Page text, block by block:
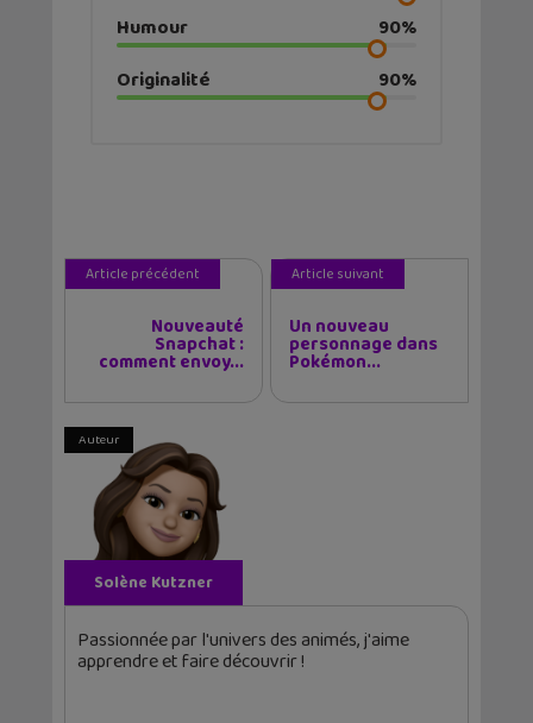
Humour
90%
Originalité
90%
Article précédent
Nouveauté
Snapchat :
comment envoy...
Article suivant
Un nouveau
personnage dans
Pokémon...
Auteur
Solène Kutzner
Passionnée par l'univers des animés, j'aime
apprendre et faire découvrir !